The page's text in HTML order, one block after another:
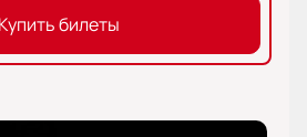
Купить билеты